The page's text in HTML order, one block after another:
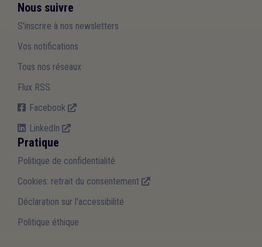
Nous suivre
S'inscrire à nos newsletters
Vos notifications
Tous nos réseaux
Flux RSS
Facebook
LinkedIn
Pratique
Politique de confidentialité
Cookies: retrait du consentement
Déclaration sur l'accessibilité
Politique éthique